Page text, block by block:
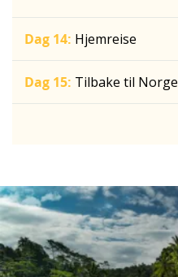
Dag 14: Hjemreise
Dag 15: Tilbake til Norge